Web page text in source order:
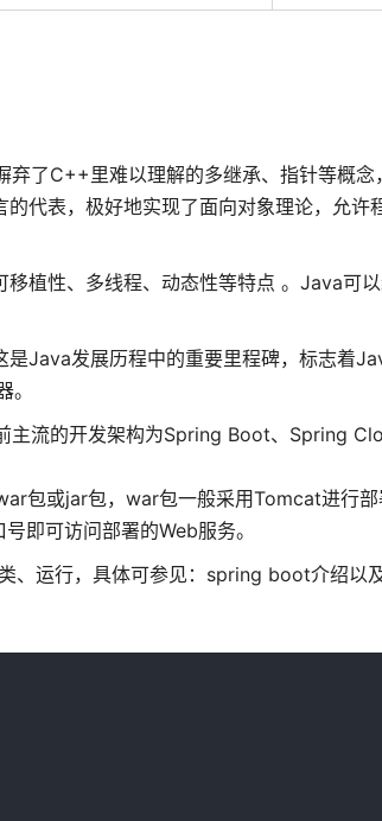
了C++里难以理解的多继承、指针等概
代表，极好地实现了面向对象理论，允许
植性、多线程、动态性等特点 。Java可
Java发展历程中的重要里程碑，标志着
主流的开发架构为Spring Boot、Spring
包或jar包，war包一般采用Tomcat进行
即可访问部署的Web服务。
、运行，具体可参见：spring boot介绍以